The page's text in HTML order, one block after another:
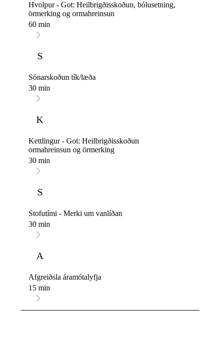
Hvolpur - Got: Heilbrigðisskoðun, bólusetning,
örmerking og ormahreinsun
60 min
S
Sónarskoðun tík/læða
30 min
K
Kettlingur - Got: Heilbrigðisskoðun
ormahreinsun og örmerking
30 min
S
Stofutími - Merki um vanlíðan
30 min
A
Afgreiðsla áramótalyfja
15 min